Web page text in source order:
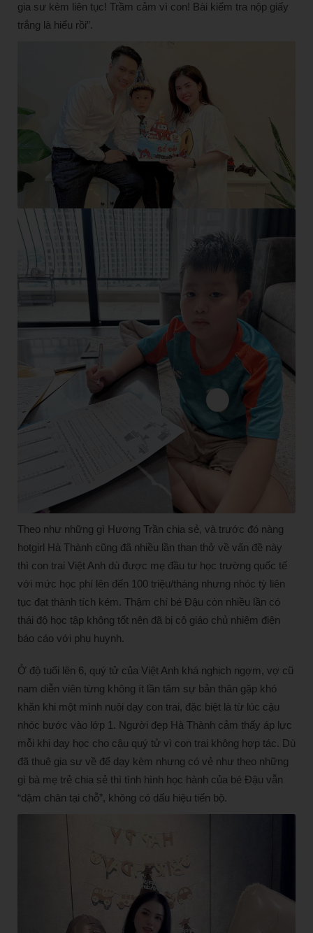
gia sư kèm liên tục! Trầm cảm vì con! Bài kiểm tra nộp giấy
trắng là hiểu rồi”.
Theo như những gì Hương Trần chia sẻ, và trước đó nàng
hotgirl Hà Thành cũng đã nhiều lần than thở về vấn đề này
thì con trai Việt Anh dù được mẹ đầu tư học trường quốc tế
với mức học phí lên đến 100 triệu/tháng nhưng nhóc tỳ liên
tục đạt thành tích kém. Thậm chí bé Đậu còn nhiều lần có
thái độ học tập không tốt nên đã bị cô giáo chủ nhiệm điện
báo cáo với phụ huynh.
Ở độ tuổi lên 6, quý tử của Việt Anh khá nghịch ngợm, vợ cũ
nam diễn viên từng không ít lần tâm sự bản thân gặp khó
khăn khi một mình nuôi dạy con trai, đặc biệt là từ lúc cậu
nhóc bước vào lớp 1. Người đẹp Hà Thành cảm thấy áp lực
mỗi khi dạy học cho cậu quý tử vì con trai không hợp tác. Dù
đã thuê gia sư về để dạy kèm nhưng có vẻ như theo những
gì bà mẹ trẻ chia sẻ thì tình hình học hành của bé Đậu vẫn
“dậm chân tại chỗ”, không có dấu hiệu tiến bộ.